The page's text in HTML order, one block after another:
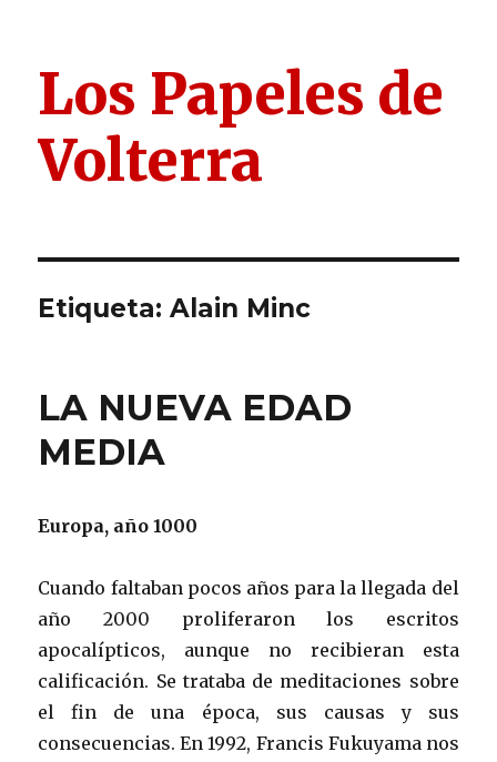
Los Papeles de
Volterra
Etiqueta:Alain Minc
LA NUEVA EDAD
MEDIA
Europa, año 1000
Cuando faltaban pocos años para la llegada del
año 2000 proliferaron los escritos
apocalípticos, aunque no recibieran esta
calificación. Se trataba de meditaciones sobre
el fin de una época, sus causas y sus
consecuencias. En 1992, Francis Fukuyama nos